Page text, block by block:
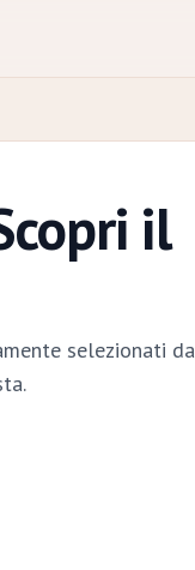
il
selezionati da